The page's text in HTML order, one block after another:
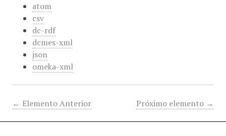
atom
csv
dc-rdf
dcmes-xml
json
omeka-xml
← Elemento Anterior Próximo elemento →